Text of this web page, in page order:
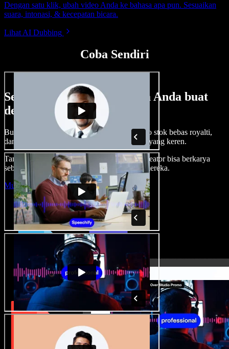
Dengan satu klik, ubah video Anda ke bahasa apa pun. Sesuaikan
suara, intonasi, & kecepatan bicara.
Lihat AI Dubbing
Coba Sendiri
Sedikit contoh hal yang bisa Anda buat
dengan Speechify Studio.
Buat voice over, tambah gambar, audio, video stok bebas royalti,
dan kloning suara untuk proyek audio-video yang keren.
Tanpa kurva belajar, semua dari browser—kreator bisa berkarya
sebebas mungkin dan wujudkan ide kreatif mereka.
Mulai Studio